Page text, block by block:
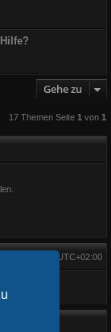
Gehe zu
17 Themen Seite 1 von 1
UTC+02:00